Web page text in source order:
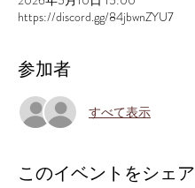
https://discord.gg/84jbwnZYU7
参加者
すべて表示
このイベントをシェア